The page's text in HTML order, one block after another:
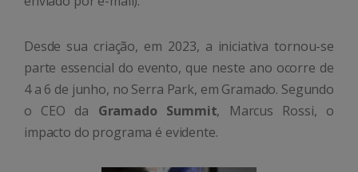
Desde sua criação, em 2023, a iniciativa tornou-se
parte essencial do evento, que neste ano ocorre de
4 a 6 de junho, no Serra Park, em Gramado. Segundo
o CEO da Gramado Summit, Marcus Rossi, o
impacto do programa é evidente.